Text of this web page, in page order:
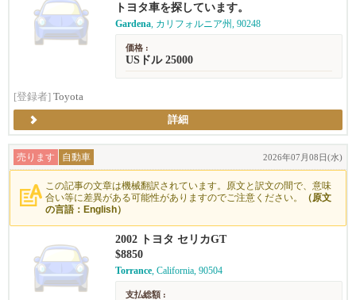
トヨタ車を探しています。
Gardena, カリフォルニア州, 90248
価格 :
USドル 25000
[登録者] Toyota
詳細
売ります 自動車 2026年07月08日(水)
この記事の文章は機械翻訳されています。原文と訳文の間で、意味
合い等に差異がある可能性がありますのでご注意ください。
（原文
の言語：English）
2002 トヨタ セリカGT
$8850
Torrance, California, 90504
支払総額 :